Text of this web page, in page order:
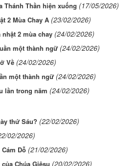
Thánh Thần hiện xuống (17/05/2026)
2 Mùa Chay A (23/02/2026)
2 mùa chay (24/02/2026)
một thành ngữ (24/02/2026)
Về (24/02/2026)
một thành ngữ (24/02/2026)
lần trong năm (24/02/2026)
thứ Sáu? (22/02/2026)
02/2026)
Dỗ (21/02/2026)
Chúa Giêsu (20/02/2026)